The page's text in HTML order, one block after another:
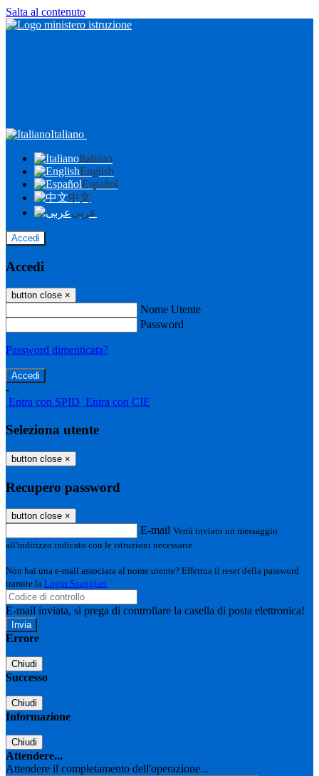
Salta al contenuto
Italiano
Italiano
English
Español
中文
عربى
Accedi
Accedi
button close ×
Nome Utente
Password
Password dimenticata?
-
Entra con SPID Entra con CIE
Seleziona utente
button close ×
Recupero password
button close ×
E-mail Verrà inviato un messaggio
all'indirizzo indicato con le istruzioni necessarie.
Non hai una e-mail associata al nome utente? Effettua il reset della password
tramite la Login Spaggiari
E-mail inviata, si prega di controllare la casella di posta elettronica!
Errore
Chiudi
Successo
Chiudi
Informazione
Chiudi
Attendere...
Attendere il completamento dell'operazione...